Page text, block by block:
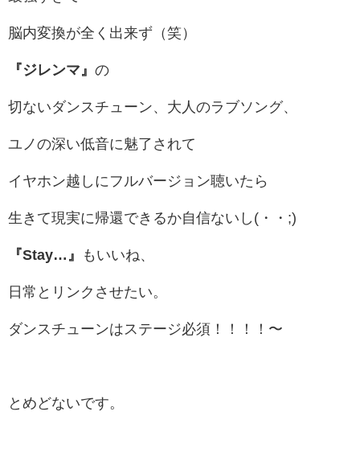
脳内変換が全く出来ず（笑）
『ジレンマ』 の
切ないダンスチューン、大人のラブソング、
ユノの深い低音に魅了されて
イヤホン越しにフルバージョン聴いたら
生きて現実に帰還できるか自信ないし(・・;)
『Stay…』 もいいね、
日常とリンクさせたい。
ダンスチューンはステージ必須！！！！〜
とめどないです。